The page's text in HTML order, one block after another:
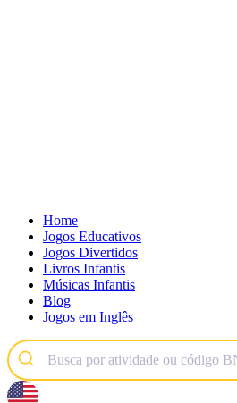
Home
Jogos Educativos
Jogos Divertidos
Livros Infantis
Músicas Infantis
Blog
Jogos em Inglês